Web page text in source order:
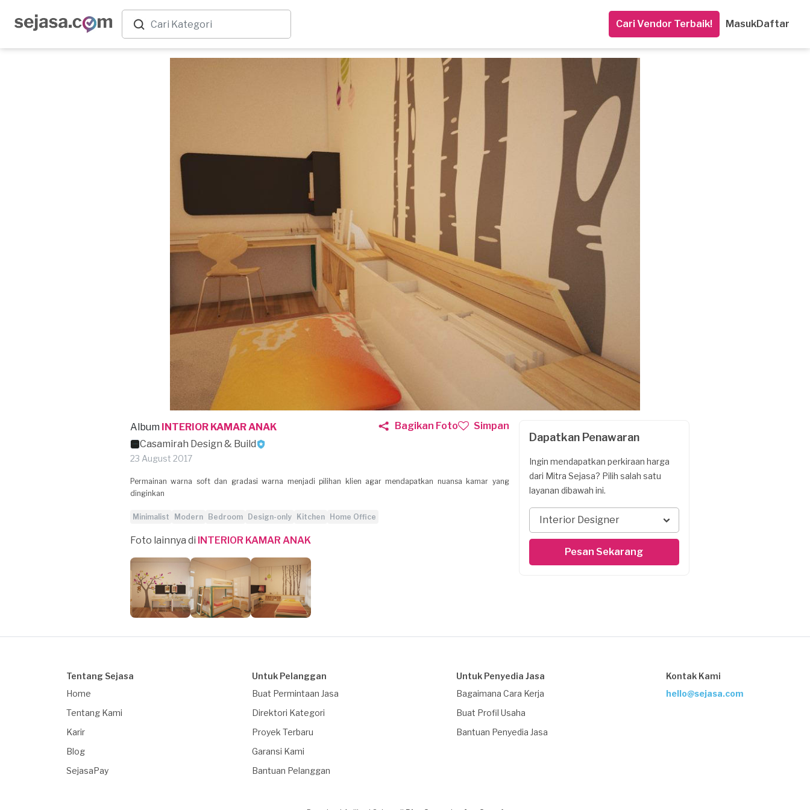
Cari Vendor Terbaik! MasukDaftar
Album INTERIOR KAMAR ANAK
Casamirah Design & Build
23 August 2017
Bagikan Foto Simpan
Permainan warna soft dan gradasi warna menjadi pilihan klien agar mendapatkan nuansa kamar yang
dinginkan
Minimalist Modern Bedroom Design-only Kitchen Home Office
Foto lainnya di INTERIOR KAMAR ANAK
Dapatkan Penawaran
Ingin mendapatkan perkiraan harga
dari Mitra Sejasa? Pilih salah satu
layanan dibawah ini.
Interior Designer
Pesan Sekarang
Tentang Sejasa
Home
Tentang Kami
Karir
Blog
SejasaPay
Untuk Pelanggan
Buat Permintaan Jasa
Direktori Kategori
Proyek Terbaru
Garansi Kami
Bantuan Pelanggan
Untuk Penyedia Jasa
Bagaimana Cara Kerja
Buat Profil Usaha
Bantuan Penyedia Jasa
Kontak Kami
hello@sejasa.com